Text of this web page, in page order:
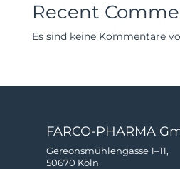
Recent
Es sind keine Kommentare
FARCO-PHARMA
Gereonsmühlengasse 1–11,
50670 Köln